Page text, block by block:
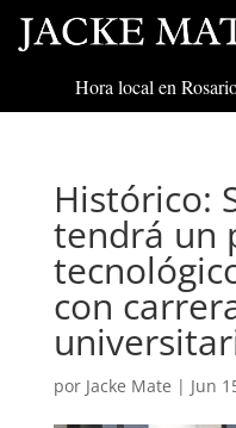
Hora local en
Histórico:
tendrá un
con
por Jacke Mate | Jun